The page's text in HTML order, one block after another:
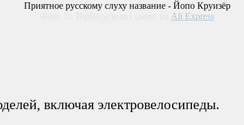
Приятное русскому слуху название - Йопо Круизёр
Ali Express
включая электровелосипеды.